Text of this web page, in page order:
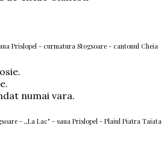
Prislopel - curmatura Stogsoare - cantonul Cheia
numai vara.
- ,,La Lac" - saua Prislopel - Plaiul Piatra Taiata